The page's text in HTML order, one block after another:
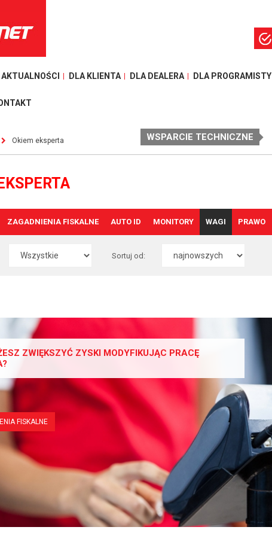
AKTUALNOŚCI DLA KLIENTA DLA DEALERA DLA PROGRAMISTY
Okiem eksperta WSPARCIE TECHNICZNE
ZAGADNIENIA FISKALNE AUTO ID MONITORY WAGI PRAWO
Sortuj od:
ZWIĘKSZYĆ ZYSKI MODYFIKUJĄC PRACĘ
FISKALNE